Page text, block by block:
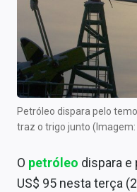
Carteiras Recomendadas
Central de Dividendos
Central de Fundos
Central dos IPOs
Renda Fixa
Finanças Pessoais
Petróleo dispara pelo
traz o trigo junto (Imagem:
O petróleo dispara e
US$ 95 nesta terça